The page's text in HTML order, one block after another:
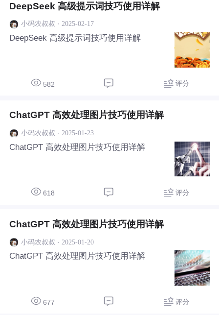
DeepSeek 高级提示词技巧使用详解
小码农叔叔 · 2025-02-17
DeepSeek 高级提示词技巧使用详解
582 评分
ChatGPT 高效处理图片技巧使用详解
小码农叔叔 · 2025-01-23
ChatGPT 高效处理图片技巧使用详解
618 评分
ChatGPT 高效处理图片技巧使用详解
小码农叔叔 · 2025-01-20
ChatGPT 高效处理图片技巧使用详解
677 评分